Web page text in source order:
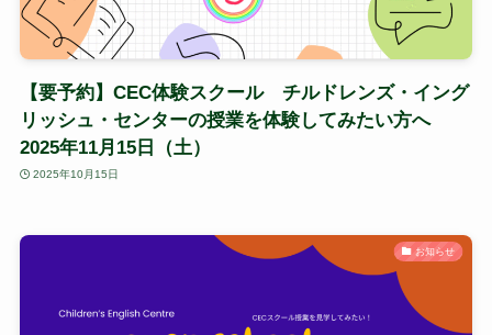
【要予約】CEC体験スクール チルドレンズ・イング
リッシュ・センターの授業を体験してみたい方へ
2025年11月15日（土）
2025年10月15日
お知らせ